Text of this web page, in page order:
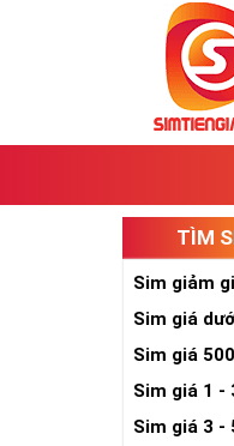
TÌM
Sim giảm
Sim giá
Sim giá
Sim giá 1 -
Sim giá 3 -